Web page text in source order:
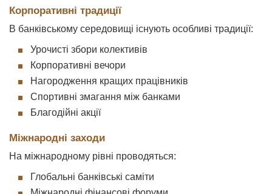
Корпоративні традиції
В банківському середовищі існують особливі традиції:
Урочисті збори колективів
Корпоративні вечори
Нагородження кращих працівників
Спортивні змагання між банками
Благодійні акції
Міжнародні заходи
На міжнародному рівні проводяться:
Глобальні банківські саміти